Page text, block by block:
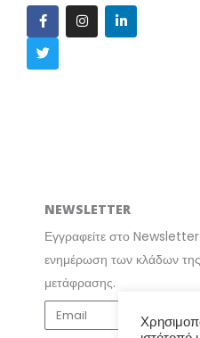
F
a
c
e
b
I
n
s
L
i
n
T
w
i
t
t
NEWSLETTER
Εγγραφείτε στο Newsletter
ενημέρωση των κλάδων της
μετάφρασης.